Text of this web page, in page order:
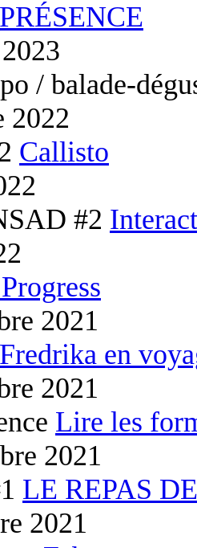
PRÉSENCE
/ balade-
2022
Callisto
#2
2021
Fredrika en
2021
Lire les
2021
LE REPAS
2021